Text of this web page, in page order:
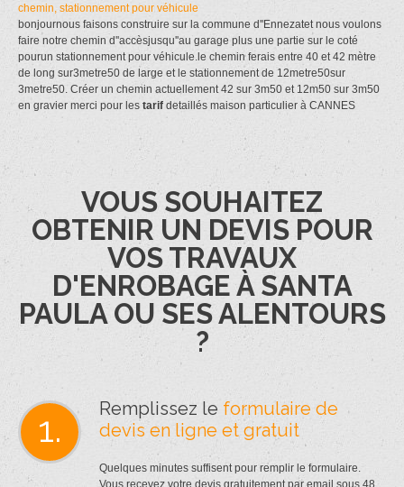
chemin, stationnement pour véhicule
bonjournous faisons construire sur la commune d''Ennezatet nous voulons
faire notre chemin d''accèsjusqu''au garage plus une partie sur le coté
pourun stationnement pour véhicule.le chemin ferais entre 40 et 42 mètre
de long sur3metre50 de large et le stationnement de 12metre50sur
3metre50. Créer un chemin actuellement 42 sur 3m50 et 12m50 sur 3m50
en gravier merci pour les tarif detaillés maison particulier à CANNES
VOUS SOUHAITEZ
OBTENIR UN DEVIS POUR
VOS TRAVAUX
D'ENROBAGE À SANTA
PAULA OU SES ALENTOURS
?
1. Remplissez le formulaire de
devis en ligne et gratuit
Quelques minutes suffisent pour remplir le formulaire.
Vous recevez votre devis gratuitement par email sous 48